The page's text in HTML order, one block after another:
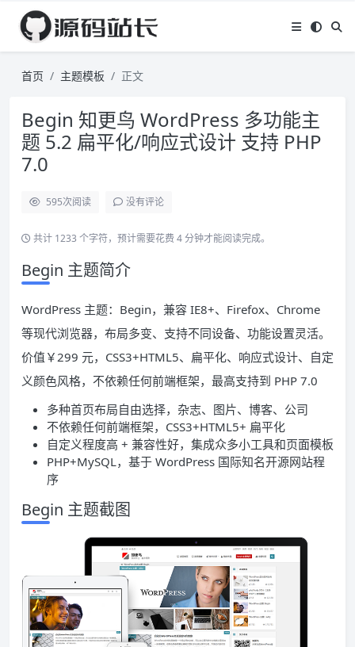
首页 主题模板 正文
Begin 知更鸟 WordPress 多功能主
题 5.2 扁平化/响应式设计 支持 PHP
7.0
595次阅读 没有评论
共计 1233 个字符，预计需要花费 4 分钟才能阅读完成。
Begin 主题简介
WordPress 主题：Begin，兼容 IE8+、Firefox、Chrome
等现代浏览器，布局多变、支持不同设备、功能设置灵活。
价值￥299 元，CSS3+HTML5、扁平化、响应式设计、自定
义颜色风格，不依赖任何前端框架，最高支持到 PHP 7.0
多种首页布局自由选择，杂志、图片、博客、公司
不依赖任何前端框架，CSS3+HTML5+ 扁平化
自定义程度高 + 兼容性好，集成众多小工具和页面模板
PHP+MySQL，基于 WordPress 国际知名开源网站程
序
Begin 主题截图